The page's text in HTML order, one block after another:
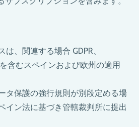
は、関連する場合 GDPR、
を含むスペインおよび欧州の適用
タ保護の強行規則が別段定める場
イン法に基づき管轄裁判所に提出